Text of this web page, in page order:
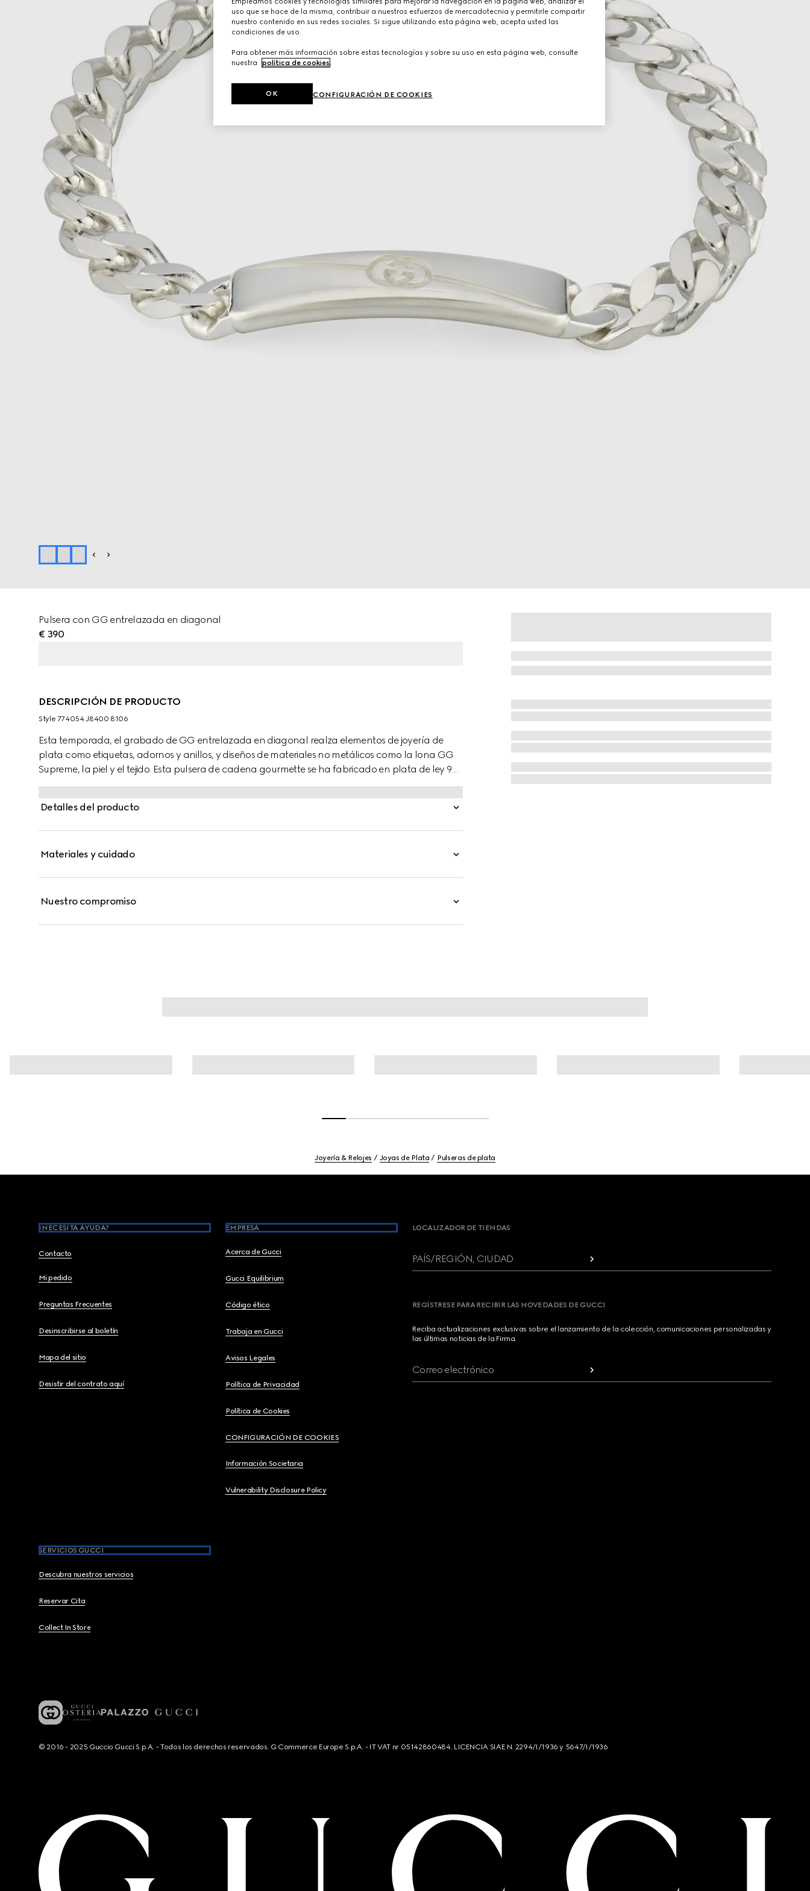
Pulsera con GG entrelazada en diagonal
€ 390
DESCRIPCIÓN DE PRODUCTO
Style ‎774054 J8400 8106
Esta temporada, el grabado de GG entrelazada en diagonal realza elementos de joyería de
plata como etiquetas, adornos y anillos, y diseños de materiales no metálicos como la lona GG
Supreme, la piel y el tejido. Esta pulsera de cadena gourmette se ha fabricado en plata de ley 925
con el grabado de GG entrelazada en diagonal sobre una etiqueta.
Detalles del producto
Materiales y cuidado
Nuestro compromiso
Joyería & Relojes Joyas de Plata Pulseras de plata
¿NECESITA AYUDA?
Contacto
Mi pedido
Preguntas Frecuentes
Desinscribirse al boletín
Mapa del sitio
Desistir del contrato aquí
EMPRESA
Acerca de Gucci
Gucci Equilibrium
Código ético
Trabaja en Gucci
Avisos Legales
Política de Privacidad
Política de Cookies
CONFIGURACIÓN DE COOKIES
Información Societaria
Vulnerability Disclosure Policy
SERVICIOS GUCCI
Descubra nuestros servicios
Reservar Cita
Collect In Store
LOCALIZADOR DE TIENDAS
PAÍS/REGIÓN, CIUDAD
REGÍSTRESE PARA RECIBIR LAS NOVEDADES DE GUCCI
Reciba actualizaciones exclusivas sobre el lanzamiento de la colección, comunicaciones personalizadas y
las últimas noticias de la Firma.
Correo electrónico
© 2016 - 2025 Guccio Gucci S.p.A. - Todos los derechos reservados. G Commerce Europe S.p.A. - IT VAT nr 05142860484. LICENCIA SIAE N. 2294/I/1936 y 5647/I/1936
uso que se hace de la misma, contribuir a nuestros esfuerzos de mercadotecnia y permitirle compartir
nuestro contenido en sus redes sociales. Si sigue utilizando esta página web, acepta usted las
condiciones de uso.
Para obtener más información sobre estas tecnologías y sobre su uso en esta página web, consulte
nuestra
política de cookies.
CONFIGURACIÓN DE COOKIES
OK